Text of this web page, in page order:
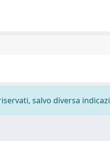
salvo diversa